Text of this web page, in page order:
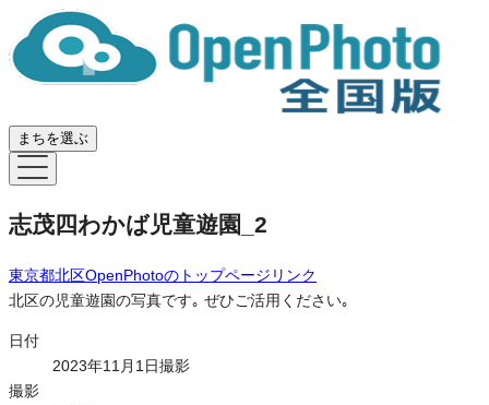
まちを選ぶ
志茂四わかば児童遊園_2
東京都北区OpenPhotoのトップページリンク
北区の児童遊園の写真です｡ ぜひご活用ください｡
日付
2023年11月1日撮影
撮影